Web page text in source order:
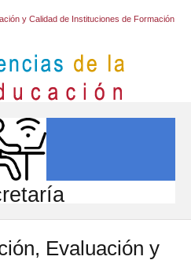
y Calidad de Instituciones de Formación
Evaluación y